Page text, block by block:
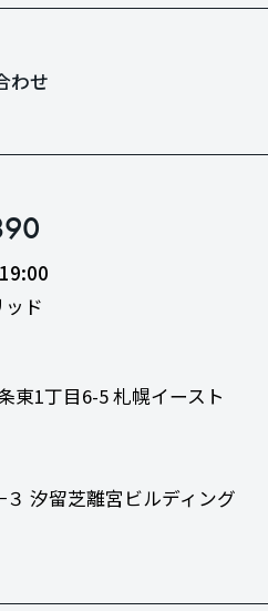
わせ
ド
東1丁目6-5札幌イースト
汐留芝離宮ビルディング